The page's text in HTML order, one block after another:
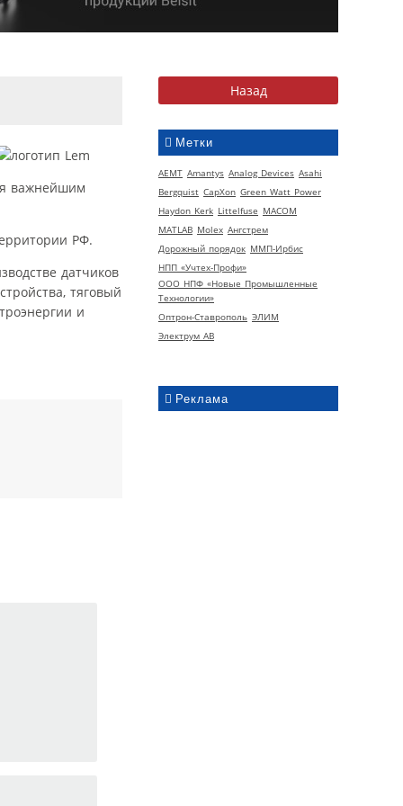
Метки
AEMT Amantys Analog Devices Asahi
Bergquist CapXon Green Watt Power
Haydon Kerk Littelfuse MACOM
MATLAB Molex Ангстрем
Дорожный порядок ММП-Ирбис
НПП «Учтех-Профи»
ООО НПФ «Новые Промышленные
Технологии»
Оптрон-Ставрополь ЭЛИМ
Электрум АВ
Реклама
важнейшим
РФ.
датчиков
тяговый
и